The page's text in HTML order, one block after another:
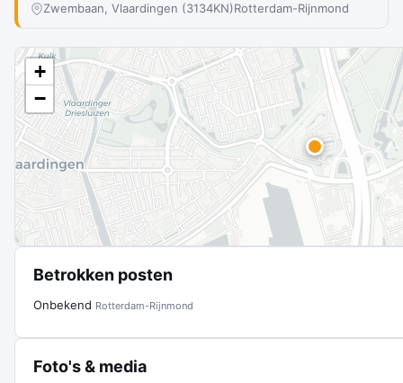
Zwembaan, Vlaardingen (3134KN)Rotterdam-Rijnmond
+
−
Betrokken posten
Onbekend Rotterdam-Rijnmond
Foto's & media